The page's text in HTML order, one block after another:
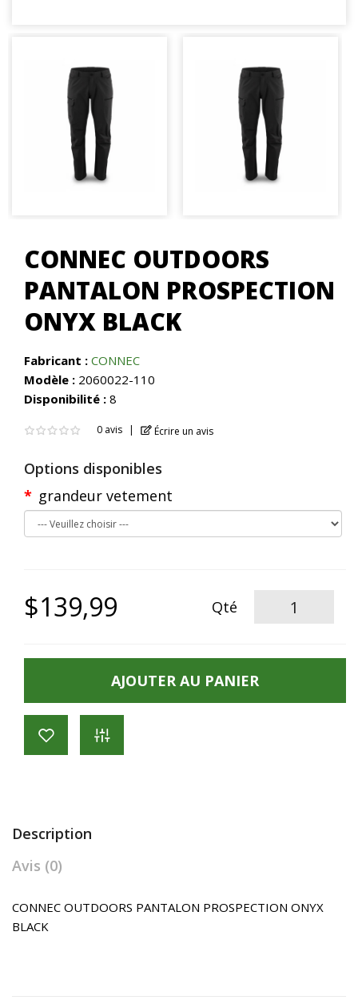
CONNEC OUTDOORS
PANTALON PROSPECTION
ONYX BLACK
Fabricant : CONNEC
Modèle : 2060022-110
Disponibilité : 8
0 avis Écrire un avis
Options disponibles
grandeur vetement
$139,99 Qté
AJOUTER AU PANIER
Description
Avis (0)
CONNEC OUTDOORS PANTALON PROSPECTION ONYX
BLACK